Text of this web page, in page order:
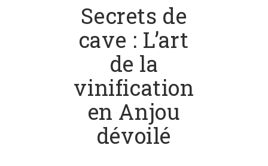
Secrets de
cave : L’art
de la
vinification
en Anjou
dévoilé